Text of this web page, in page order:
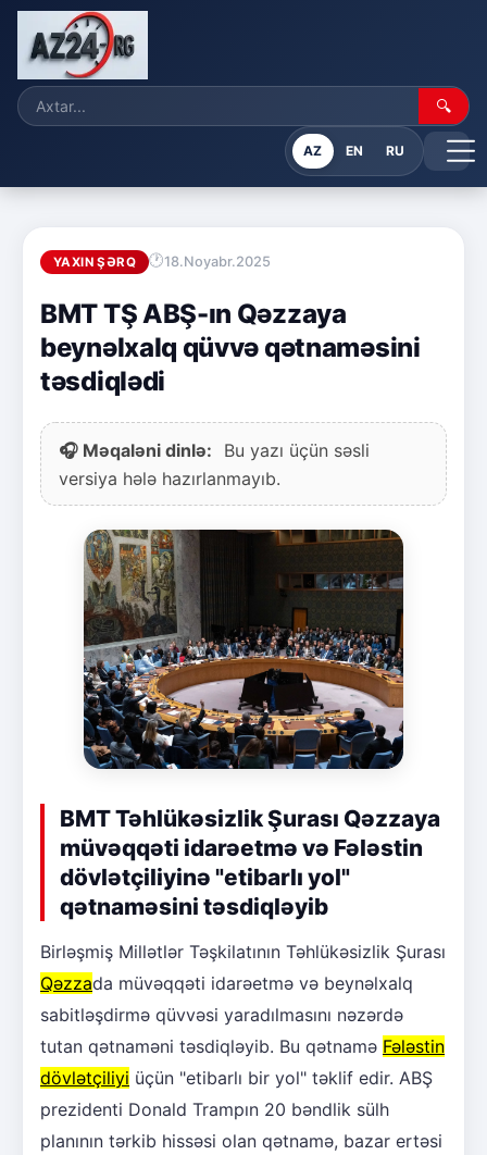
🔍
AZ EN RU
YAXIN ŞƏRQ 18.Noyabr.2025
BMT TŞ ABŞ-ın Qəzzaya
beynəlxalq qüvvə qətnaməsini
təsdiqlədi
🎧 Məqaləni dinlə:
Bu yazı üçün səsli
versiya hələ hazırlanmayıb.
BMT Təhlükəsizlik Şurası Qəzzaya
müvəqqəti idarəetmə və Fələstin
dövlətçiliyinə "etibarlı yol"
qətnaməsini təsdiqləyib
Birləşmiş Millətlər Təşkilatının Təhlükəsizlik Şurası
Qəzzada müvəqqəti idarəetmə və beynəlxalq
sabitləşdirmə qüvvəsi yaradılmasını nəzərdə
tutan qətnaməni təsdiqləyib. Bu qətnamə Fələstin
dövlətçiliyi üçün "etibarlı bir yol" təklif edir. ABŞ
prezidenti Donald Trampın 20 bəndlik sülh
planının tərkib hissəsi olan qətnamə, bazar ertəsi